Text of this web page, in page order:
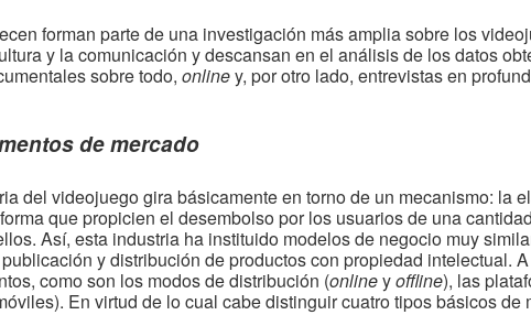
forman parte de una investigación más amplia sobre los
y la comunicación y descansan en el análisis de los datos
sobre todo, online y, por otro lado, entrevistas en
de mercado
del videojuego gira básicamente en torno de un mecanismo: la
que propicien el desembolso por los usuarios de una
Así, esta industria ha instituido modelos de negocio muy
y distribución de productos con propiedad intelectual.
como son los modos de distribución (onlineyoffline), las
En virtud de lo cual cabe distinguir cuatro tipos básicos de